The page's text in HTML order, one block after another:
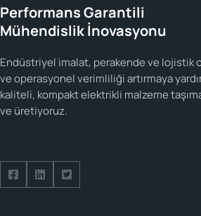
Performans Garantili
Mühendislik İnovasyonu
Endüstriyel imalat, perakende ve lojistik
ve operasyonel verimliliği artırmaya
kaliteli, kompakt elektrikli malzeme
ve üretiyoruz.
Facebook hesabımızı takip edin
LinkedIn hesabımızı takip edin
Twitter hesabımızı takip